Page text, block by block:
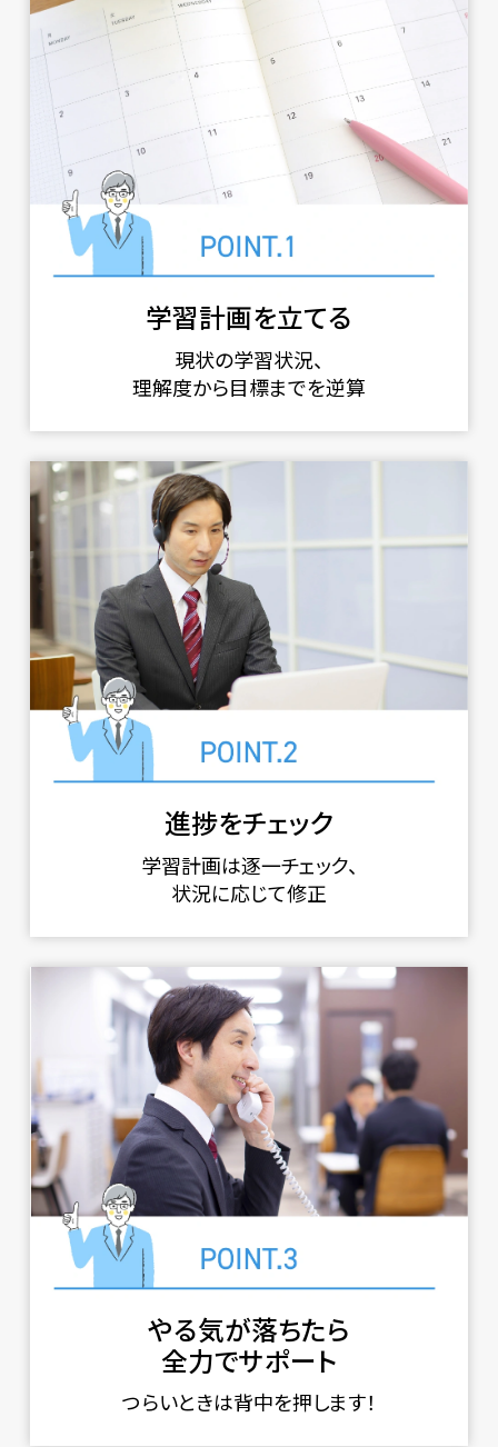
学習計画を立てる
現状の学習状況、
理解度から目標までを逆算
進捗をチェック
学習計画は逐一チェック、
状況に応じて修正
やる気が落ちたら
全力でサポート
つらいときは背中を押します！